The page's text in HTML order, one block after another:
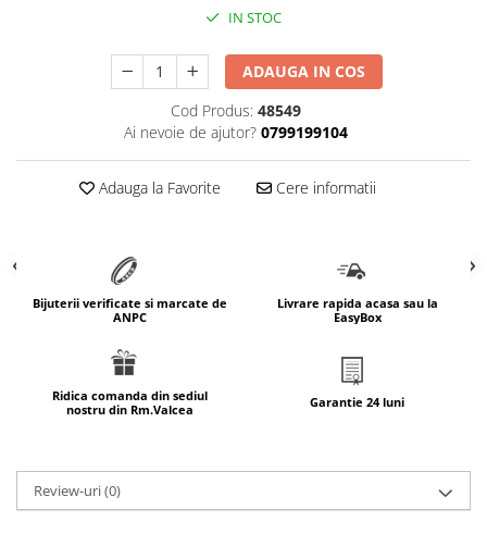
SETURI ARGINT
marimea 50
marimea 51
marimea 55
marimea 58
marimea 59
marimea 61
marimea 62
IN STOC
ADAUGA IN COS
Cod Produs: 48549
Ai nevoie de ajutor? 0799199104
Adauga la Favorite Cere informatii
Bijuterii verificate si marcate de
ANPC
Livrare rapida acasa sau la
EasyBox
Ridica comanda din sediul
nostru din Rm.Valcea
Garantie 24 luni
Review-uri(0)